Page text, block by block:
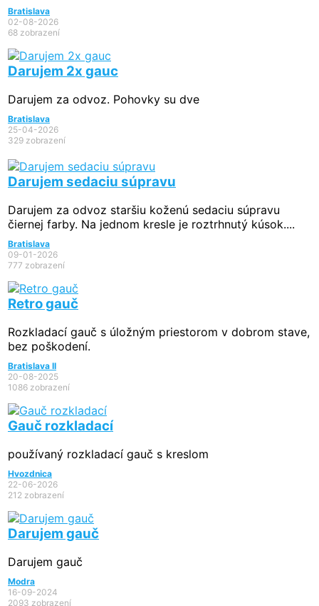
Bratislava
02-08-2026
68 zobrazení
Darujem 2x gauc
Darujem za odvoz. Pohovky su dve
Bratislava
25-04-2026
329 zobrazení
Darujem sedaciu súpravu
Darujem za odvoz staršiu koženú sedaciu súpravu
čiernej farby. Na jednom kresle je roztrhnutý kúsok....
Bratislava
09-01-2026
777 zobrazení
Retro gauč
Rozkladací gauč s úložným priestorom v dobrom stave,
bez poškodení.
Bratislava II
20-08-2025
1086 zobrazení
Gauč rozkladací
používaný rozkladací gauč s kreslom
Hvozdnica
22-06-2026
212 zobrazení
Darujem gauč
Darujem gauč
Modra
16-09-2024
2093 zobrazení